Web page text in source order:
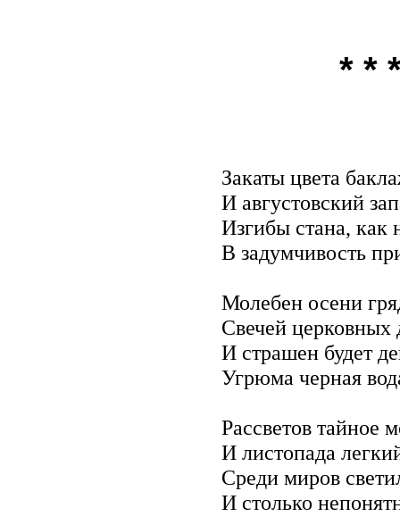
* *
Закаты цвета
И августовский
Изгибы стана, как
В задумчивость
Молебен осени
Свечей церковных
И страшен будет
Угрюма черная
Рассветов тайное
И листопада
Среди миров
И столько